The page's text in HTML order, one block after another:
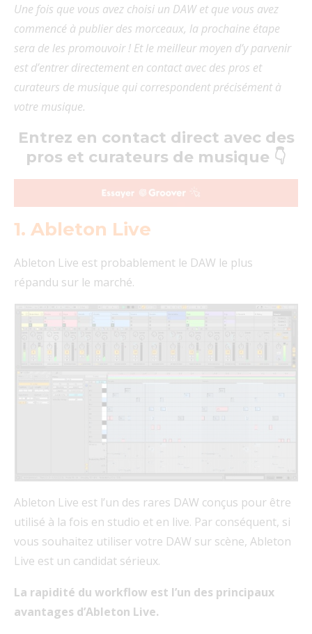
Une fois que vous avez choisi un DAW et que vous avez
commencé à publier des morceaux, la prochaine étape
sera de les promouvoir ! Et le meilleur moyen d’y parvenir
est d’entrer directement en contact avec des pros et
curateurs de musique qui correspondent précisément à
votre musique.
Entrez en contact direct avec des
pros et curateurs de musique 👇
1. Ableton Live
Ableton Live est probablement le DAW le plus
répandu sur le marché.
Ableton Live est l’un des rares DAW conçus pour être
utilisé à la fois en studio et en live. Par conséquent, si
vous souhaitez utiliser votre DAW sur scène, Ableton
Live est un candidat sérieux.
La rapidité du workflow est l’un des principaux
avantages d’Ableton Live.